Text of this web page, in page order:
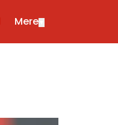
Mere